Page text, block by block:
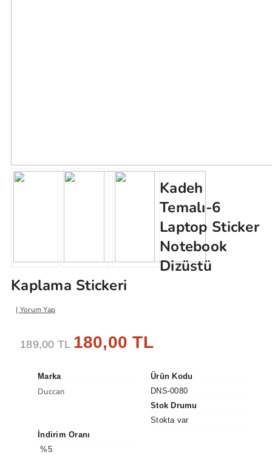
Kadeh
Temalı-6
Laptop Sticker
Notebook
Dizüstü
Kaplama Stickeri
Yorum Yap
189,00 TL 180,00 TL
Marka
Duccan
Ürün Kodu
DNS-0080
Stok Drumu
Stokta var
İndirim Oranı
%5